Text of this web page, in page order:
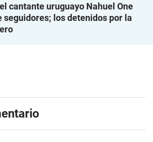
cantante uruguayo Nahuel One
seguidores; los detenidos por la